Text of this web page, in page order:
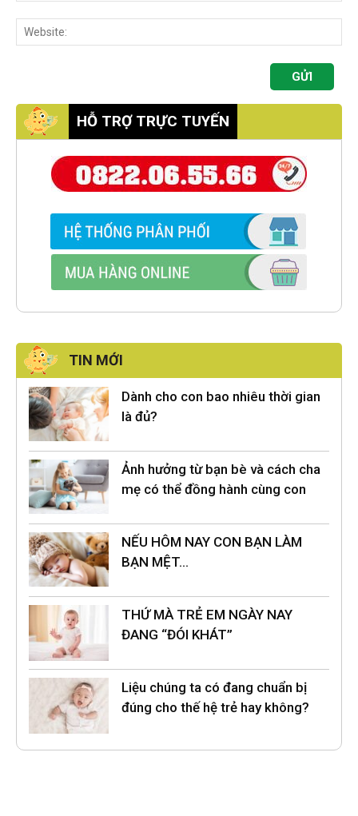
HỖ TRỢ TRỰC TUYẾN
TIN MỚI
Dành cho con bao nhiêu thời gian
là đủ?
Ảnh hưởng từ bạn bè và cách cha
mẹ có thể đồng hành cùng con
NẾU HÔM NAY CON BẠN LÀM
BẠN MỆT…
THỨ MÀ TRẺ EM NGÀY NAY
ĐANG “ĐÓI KHÁT”
Liệu chúng ta có đang chuẩn bị
đúng cho thế hệ trẻ hay không?